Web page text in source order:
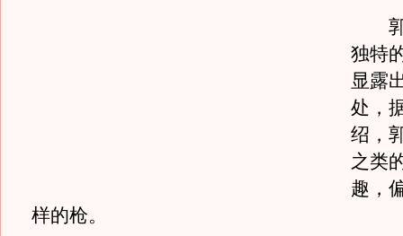
郭
独特
显露
处，
绍，
之类
趣，
样的枪。